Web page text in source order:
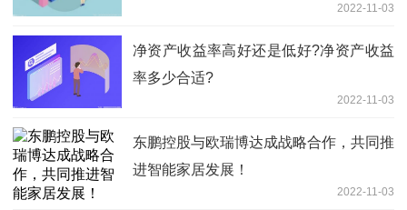
2022-11-03
净资产收益率高好还是低好?净资产收益
率多少合适?
2022-11-03
东鹏控股与欧瑞博达成战略合作，共同推
进智能家居发展！
2022-11-03